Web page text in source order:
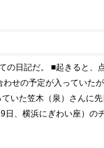
の日記だ。 ■起きると、
せの予定が入っていた
いた笠木（泉）さんに
日、横浜にぎわい座）の